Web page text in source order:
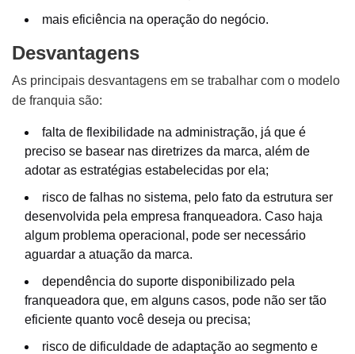
mais eficiência na operação do negócio.
Desvantagens
As principais desvantagens em se trabalhar com o modelo
de franquia são:
falta de flexibilidade na administração, já que é
preciso se basear nas diretrizes da marca, além de
adotar as estratégias estabelecidas por ela;
risco de falhas no sistema, pelo fato da estrutura ser
desenvolvida pela empresa franqueadora. Caso haja
algum problema operacional, pode ser necessário
aguardar a atuação da marca.
dependência do suporte disponibilizado pela
franqueadora que, em alguns casos, pode não ser tão
eficiente quanto você deseja ou precisa;
risco de dificuldade de adaptação ao segmento e